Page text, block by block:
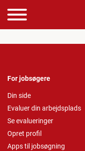
For jobsøgere
Din side
Evaluer din arbejdsplads
Se evalueringer
Opret profil
Apps til jobsøgning